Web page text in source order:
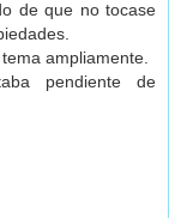
de que no tocase
ampliamente.
pendiente de